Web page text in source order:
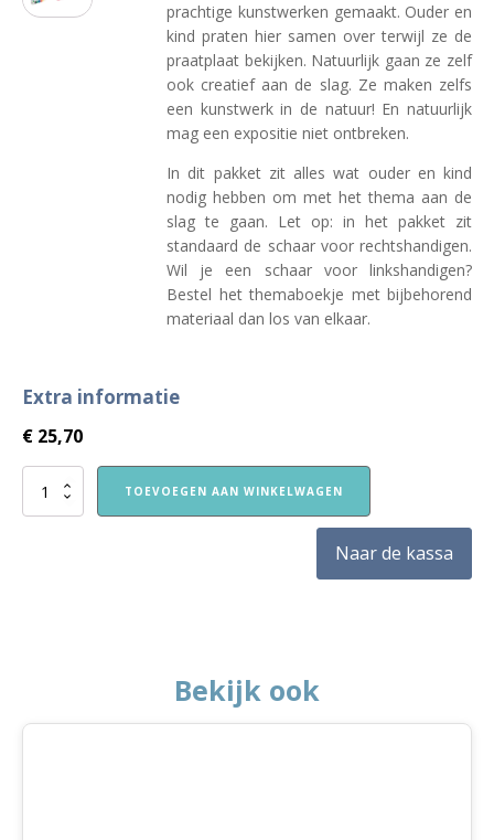
prachtige kunstwerken gemaakt. Ouder en
kind praten hier samen over terwijl ze de
praatplaat bekijken. Natuurlijk gaan ze zelf
ook creatief aan de slag. Ze maken zelfs
een kunstwerk in de natuur! En natuurlijk
mag een expositie niet ontbreken.
In dit pakket zit alles wat ouder en kind
nodig hebben om met het thema aan de
slag te gaan. Let op: in het pakket zit
standaard de schaar voor rechtshandigen.
Wil je een schaar voor linkshandigen?
Bestel het themaboekje met bijbehorend
materiaal dan los van elkaar.
Extra informatie
€ 25,70
Nieuw!
TOEVOEGEN AAN WINKELWAGEN
Naar de kassa
Bekijk ook